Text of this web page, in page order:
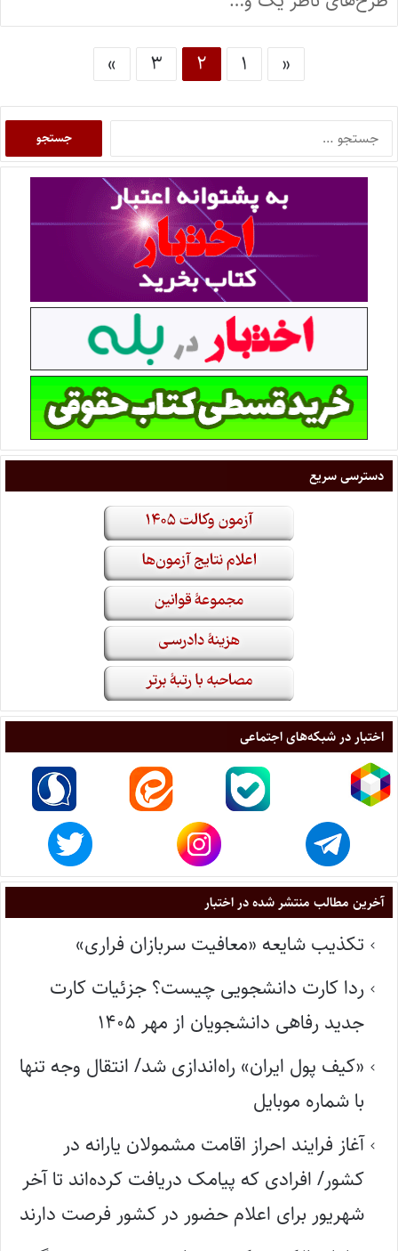
« ۱ ۲ ۳ »
دسترسی سریع
اختبار در شبکه‌های اجتماعی
آخرین مطالب منتشر شده در اختبار
تکذیب شایعه «معافیت سربازان فراری»
ردا کارت دانشجویی چیست؟ جزئیات کارت
جدید رفاهی دانشجویان از مهر ۱۴۰۵
«کیف پول ایران» راه‌اندازی شد/ انتقال وجه تنها
با شماره موبایل
آغاز فرایند احراز اقامت مشمولان یارانه در
کشور/ افرادی که پیامک دریافت کرده‌اند تا آخر
شهریور برای اعلام حضور در کشور فرصت دارند